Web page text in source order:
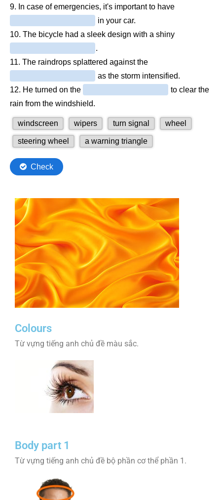
Colours
Từ vựng tiếng anh chủ đề màu sắc.
Body part 1
Từ vựng tiếng anh chủ đề bộ phần cơ thể phần 1.